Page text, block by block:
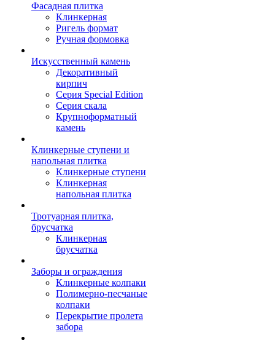
Фасадная плитка
Клинкерная
Ригель формат
Ручная формовка
Искусственный камень
Декоративный
кирпич
Серия Special Edition
Серия скала
Крупноформатный
камень
Клинкерные ступени и
напольная плитка
Клинкерные ступени
Клинкерная
напольная плитка
Тротуарная плитка,
брусчатка
Клинкерная
брусчатка
Заборы и ограждения
Клинкерные колпаки
Полимерно-песчаные
колпаки
Перекрытие пролета
забора